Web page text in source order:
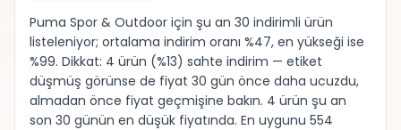
Puma Spor & Outdoor için şu an 30 indirimli ürün
listeleniyor; ortalama indirim oranı %47, en yükseği ise
%99. Dikkat: 4 ürün (%13) sahte indirim — etiket
düşmüş görünse de fiyat 30 gün önce daha ucuzdu,
almadan önce fiyat geçmişine bakın. 4 ürün şu an
son 30 günün en düşük fiyatında. En uygunu 554